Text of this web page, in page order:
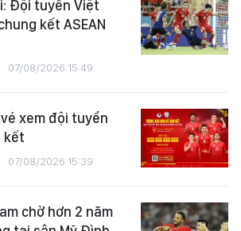
Đội tuyển Việt
kết ASEAN
07/08/2026 15:49
xem đội tuyển
kết
07/08/2026 15:39
chờ hơn 2 năm